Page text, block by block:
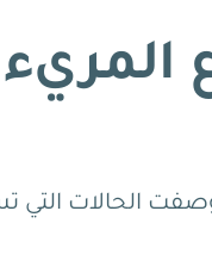
الحالات التي